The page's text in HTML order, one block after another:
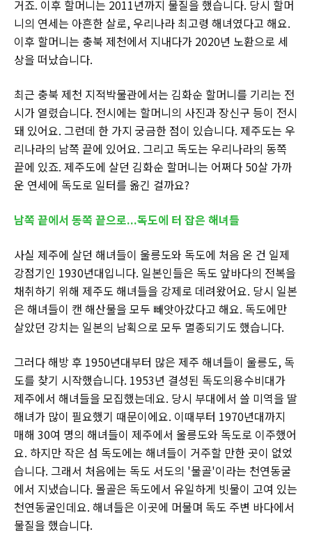
거죠. 이후 할머니는 2011년까지 물질을 했습니다. 당시 할머
니의 연세는 아흔한 살로, 우리나라 최고령 해녀였다고 해요.
이후 할머니는 충북 제천에서 지내다가 2020년 노환으로 세
상을 떠났습니다.
최근 충북 제천 지적박물관에서는 김화순 할머니를 기리는 전
시가 열렸습니다. 전시에는 할머니의 사진과 장신구 등이 전시
돼 있어요. 그런데 한 가지 궁금한 점이 있습니다. 제주도는 우
리나라의 남쪽 끝에 있어요. 그리고 독도는 우리나라의 동쪽
끝에 있죠. 제주도에 살던 김화순 할머니는 어쩌다 50살 가까
운 연세에 독도로 일터를 옮긴 걸까요?
남쪽 끝에서 동쪽 끝으로...독도에 터 잡은 해녀들
사실 제주에 살던 해녀들이 울릉도와 독도에 처음 온 건 일제
강점기인 1930년대입니다. 일본인들은 독도 앞바다의 전복을
채취하기 위해 제주도 해녀들을 강제로 데려왔어요. 당시 일본
은 해녀들이 캔 해산물을 모두 빼앗아갔다고 해요. 독도에만
살았던 강치는 일본의 남획으로 모두 멸종되기도 했습니다.
그러다 해방 후 1950년대부터 많은 제주 해녀들이 울릉도, 독
도를 찾기 시작했습니다. 1953년 결성된 독도의용수비대가
제주에서 해녀들을 모집했는데요. 당시 부대에서 쓸 미역을 딸
해녀가 많이 필요했기 때문이에요. 이때부터 1970년대까지
매해 30여 명의 해녀들이 제주에서 울릉도와 독도로 이주했어
요. 하지만 작은 섬 독도에는 해녀들이 거주할 만한 곳이 없었
습니다. 그래서 처음에는 독도 서도의 '물골'이라는 천연동굴
에서 지냈습니다. 몰골은 독도에서 유일하게 빗물이 고여 있는
천연동굴인데요. 해녀들은 이곳에 머물며 독도 주변 바다에서
물질을 했습니다.